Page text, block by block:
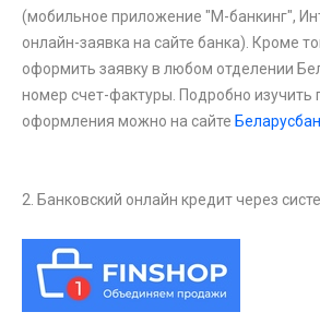
(мобильное приложение "М-банкинг",
онлайн-заявка на сайте банка). Кроме
оформить заявку в любом отделении
номер счет-фактуры. Подробно изучить
оформления можно на сайте
2. Банковский онлайн кредит через